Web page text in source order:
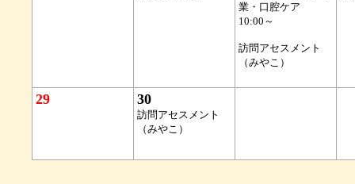
業・口腔ケア
10:00～
訪問アセスメント
（みやこ）
29 30
訪問アセスメント
（みやこ）